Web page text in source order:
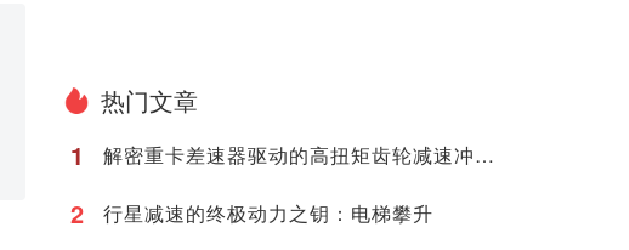
热门文章
1
解密重卡差速器驱动的高扭矩齿轮减速冲击力
2 行星减速的终极动力之钥：电梯攀升